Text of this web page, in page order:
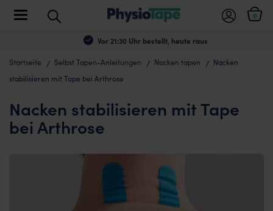
Vor 21:30 Uhr bestellt, heute raus
0
Toggle navigation
Startseite Selbst Tapen-Anleitungen Nacken tapen
Nacken
stabilisieren mit Tape bei Arthrose
Nacken stabilisieren mit Tape
bei Arthrose